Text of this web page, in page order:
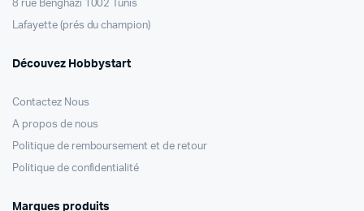
8 rue Benghazi 1002 Tunis
Lafayette (prés du champion)
Découvez Hobbystart
Contactez Nous
A propos de nous
Politique de remboursement et de retour
Politique de confidentialité
Marques produits